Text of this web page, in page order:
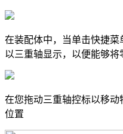
在装配体中，当单击快捷菜
以三重轴显示，以便能够将
在您拖动三重轴控标以移
位置